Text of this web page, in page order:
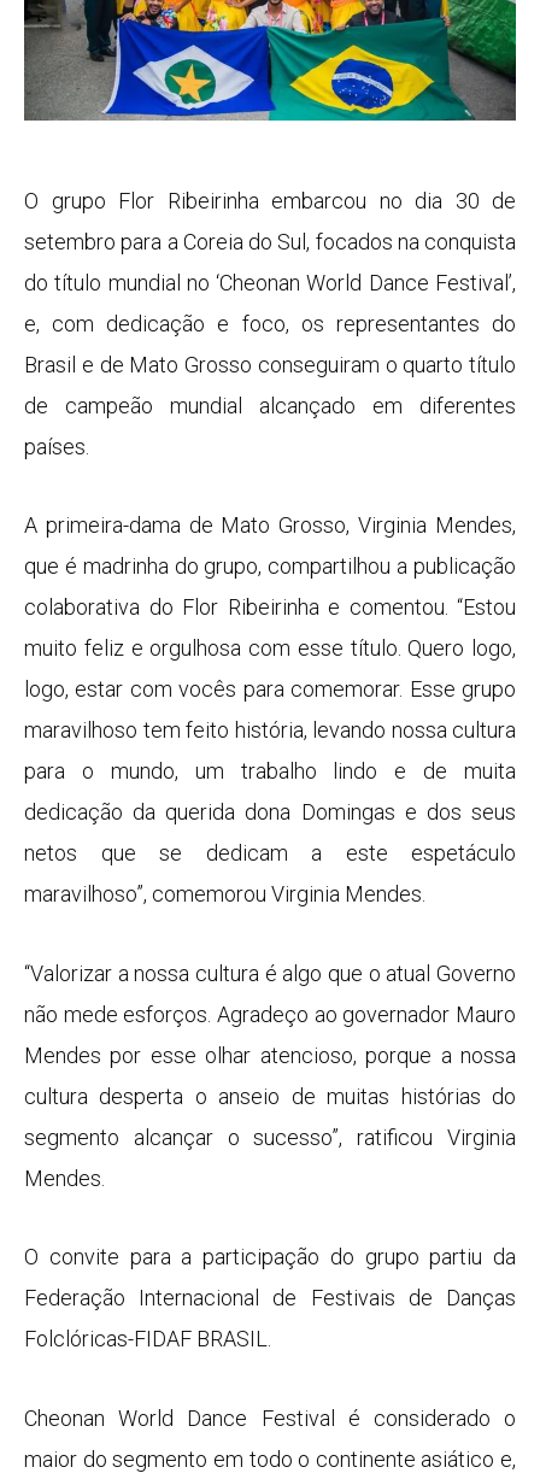
O grupo Flor Ribeirinha embarcou no dia 30 de
setembro para a Coreia do Sul, focados na conquista
do título mundial no ‘Cheonan World Dance Festival’,
e, com dedicação e foco, os representantes do
Brasil e de Mato Grosso conseguiram o quarto título
de campeão mundial alcançado em diferentes
países.
A primeira-dama de Mato Grosso, Virginia Mendes,
que é madrinha do grupo, compartilhou a publicação
colaborativa do Flor Ribeirinha e comentou. “Estou
muito feliz e orgulhosa com esse título. Quero logo,
logo, estar com vocês para comemorar. Esse grupo
maravilhoso tem feito história, levando nossa cultura
para o mundo, um trabalho lindo e de muita
dedicação da querida dona Domingas e dos seus
netos que se dedicam a este espetáculo
maravilhoso”, comemorou Virginia Mendes.
“Valorizar a nossa cultura é algo que o atual Governo
não mede esforços. Agradeço ao governador Mauro
Mendes por esse olhar atencioso, porque a nossa
cultura desperta o anseio de muitas histórias do
segmento alcançar o sucesso”, ratificou Virginia
Mendes.
O convite para a participação do grupo partiu da
Federação Internacional de Festivais de Danças
Folclóricas-FIDAF BRASIL.
Cheonan World Dance Festival é considerado o
maior do segmento em todo o continente asiático e,